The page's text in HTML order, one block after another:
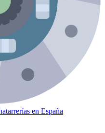
en España